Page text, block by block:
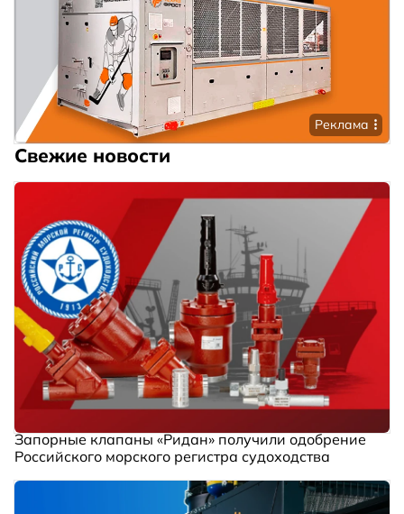
Реклама
Свежие новости
Запорные клапаны «Ридан» получили одобрение
Российского морского регистра судоходства